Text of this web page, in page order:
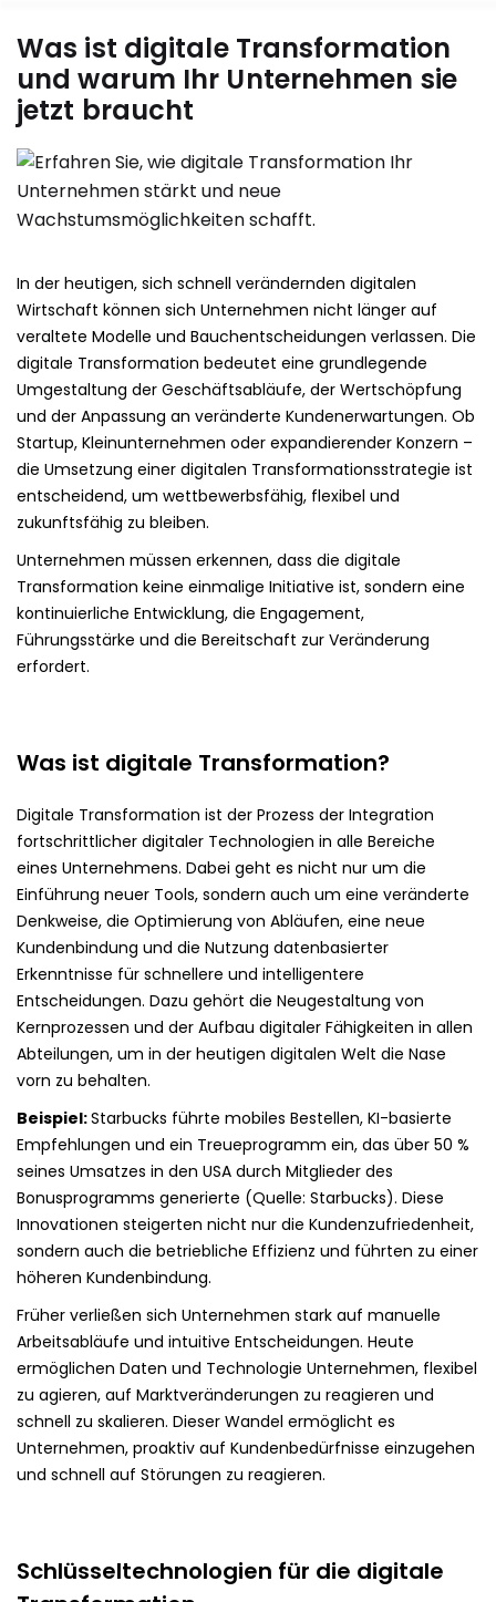
Skip
to
content
Was ist digitale Transformation
und warum Ihr Unternehmen sie
jetzt braucht
In der heutigen, sich schnell verändernden digitalen
Wirtschaft können sich Unternehmen nicht länger auf
veraltete Modelle und Bauchentscheidungen verlassen. Die
digitale Transformation bedeutet eine grundlegende
Umgestaltung der Geschäftsabläufe, der Wertschöpfung
und der Anpassung an veränderte Kundenerwartungen. Ob
Startup, Kleinunternehmen oder expandierender Konzern –
die Umsetzung einer digitalen Transformationsstrategie ist
entscheidend, um wettbewerbsfähig, flexibel und
zukunftsfähig zu bleiben.
Unternehmen müssen erkennen, dass die digitale
Transformation keine einmalige Initiative ist, sondern eine
kontinuierliche Entwicklung, die Engagement,
Führungsstärke und die Bereitschaft zur Veränderung
erfordert.
Was ist digitale Transformation?
Digitale Transformation ist der Prozess der Integration
fortschrittlicher digitaler Technologien in alle Bereiche
eines Unternehmens. Dabei geht es nicht nur um die
Einführung neuer Tools, sondern auch um eine veränderte
Denkweise, die Optimierung von Abläufen, eine neue
Kundenbindung und die Nutzung datenbasierter
Erkenntnisse für schnellere und intelligentere
Entscheidungen. Dazu gehört die Neugestaltung von
Kernprozessen und der Aufbau digitaler Fähigkeiten in allen
Abteilungen, um in der heutigen digitalen Welt die Nase
vorn zu behalten.
Beispiel:Starbucks führte mobiles Bestellen, KI-basierte
Empfehlungen und ein Treueprogramm ein, das über 50 %
seines Umsatzes in den USA durch Mitglieder des
Bonusprogramms generierte (Quelle: Starbucks). Diese
Innovationen steigerten nicht nur die Kundenzufriedenheit,
sondern auch die betriebliche Effizienz und führten zu einer
höheren Kundenbindung.
Früher verließen sich Unternehmen stark auf manuelle
Arbeitsabläufe und intuitive Entscheidungen. Heute
ermöglichen Daten und Technologie Unternehmen, flexibel
zu agieren, auf Marktveränderungen zu reagieren und
schnell zu skalieren. Dieser Wandel ermöglicht es
Unternehmen, proaktiv auf Kundenbedürfnisse einzugehen
und schnell auf Störungen zu reagieren.
Schlüsseltechnologien für die digitale